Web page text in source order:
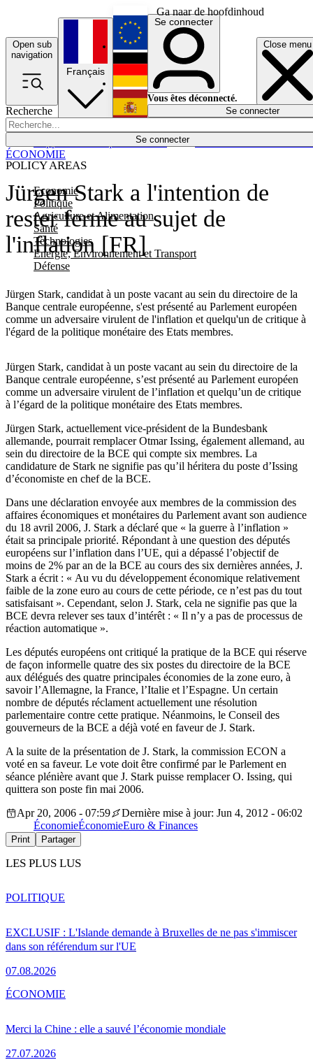
Ga naar de hoofdinhoud
Open sub
navigation
Close menu
Recherche
Se connecter
POLICY AREAS
Economie
Politique
Agriculture et Alimentation
Santé
Technologies
Energie, Environnement et Transport
Défense
Économie
Français
English
Deutsch
Español
Se connecter
Vous êtes déconnecté.
Se connecter
Jürgen Stark a l'intention de
rester ferme au sujet de
l'inflation [FR]
Jürgen Stark, candidat à un poste vacant au sein du directoire de la
Banque centrale européenne, s'est présenté au Parlement européen
comme un adversaire virulent de l'inflation et quelqu'un de critique à
l'égard de la politique monétaire des Etats membres.
ÉCONOMIE
Jürgen Stark, candidat à un poste vacant au sein du directoire de la
Banque centrale européenne, s’est présenté au Parlement européen
comme un adversaire virulent de l’inflation et quelqu’un de critique
à l’égard de la politique monétaire des Etats membres.
Jürgen Stark, actuellement vice-président de la Bundesbank
allemande, pourrait remplacer Otmar Issing, également allemand, au
sein du directoire de la BCE qui compte six membres. La
candidature de Stark ne signifie pas qu’il héritera du poste d’Issing
d’économiste en chef de la BCE.
Dans une déclaration envoyée aux membres de la commission des
affaires économiques et monétaires du Parlement avant son audience
du 18 avril 2006, J. Stark a déclaré que « la guerre à l’inflation »
était sa principale priorité. Répondant à une question des députés
européens sur l’inflation dans l’UE, qui a dépassé l’objectif de
moins de 2% par an de la BCE au cours des six dernières années, J.
Stark a écrit : « Au vu du développement économique relativement
faible de la zone euro au cours de cette période, ce n’est pas du tout
satisfaisant ». Cependant, selon J. Stark, cela ne signifie pas que la
BCE devra relever ses taux d’intérêt : « Il n’y a pas de processus de
réaction automatique ».
Les députés européens ont critiqué la pratique de la BCE qui réserve
de façon informelle quatre des six postes du directoire de la BCE
aux délégués des quatre principales économies de la zone euro, à
savoir l’Allemagne, la France, l’Italie et l’Espagne. Un certain
nombre de députés réclament actuellement une résolution
parlementaire contre cette pratique. Néanmoins, le Conseil des
gouverneurs de la BCE a déjà voté en faveur de J. Stark.
A la suite de la présentation de J. Stark, la commission ECON a
voté en sa faveur. Le vote doit être confirmé par le Parlement en
séance plénière avant que J. Stark puisse remplacer O. Issing, qui
quittera son poste fin mai 2006.
Apr 20, 2006 - 07:59
Dernière mise à jour: Jun 4, 2012 - 06:02
ÉconomieÉconomieEuro & Finances
Print Partager
LES PLUS LUS
EXCLUSIF : L'Islande demande à Bruxelles de ne pas s'immiscer
dans son référendum sur l'UE
07.08.2026
POLITIQUE
Merci la Chine : elle a sauvé l’économie mondiale
27.07.2026
ÉCONOMIE